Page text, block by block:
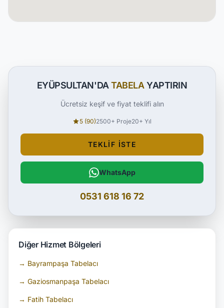
EYÜPSULTAN'DATABELAYAPTIRIN
Ücretsiz keşif ve fiyat teklifi alın
5 (90)2500+ Proje20+ Yıl
TEKLIF İSTE
WhatsApp
0531 618 16 72
Diğer Hizmet Bölgeleri
→ Bayrampaşa Tabelacı
→ Gaziosmanpaşa Tabelacı
→ Fatih Tabelacı